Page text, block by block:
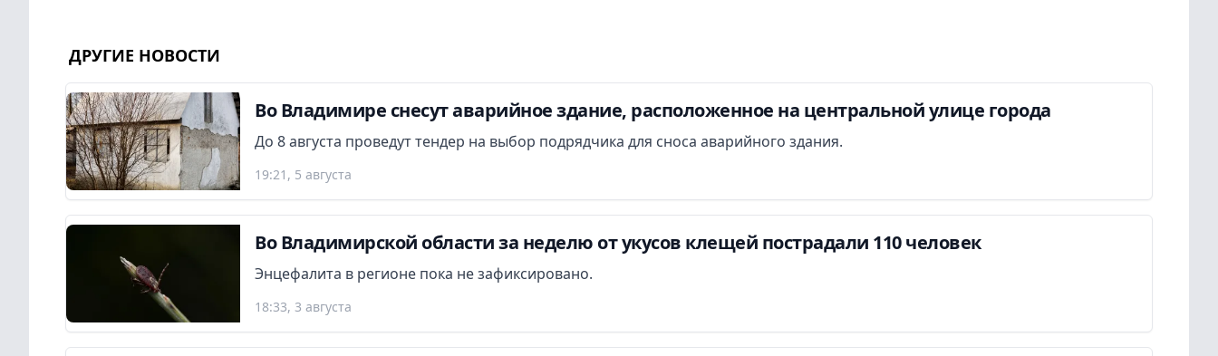
ДРУГИЕ НОВОСТИ
Во Владимире снесут аварийное здание, расположенное на центральной улице города
До 8 августа проведут тендер на выбор подрядчика для сноса аварийного здания.
19:21, 5 августа
Во Владимирской области за неделю от укусов клещей пострадали 110 человек
Энцефалита в регионе пока не зафиксировано.
18:33, 3 августа